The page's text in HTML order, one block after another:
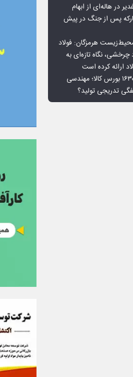
در هاله‌ای از ابهام
پس از جنگ در پیش
هرمزگان: فولاد
چرخشی، نگاه تازه‌ای به
ارائه کرده است
ابلاغیه جنجالی ۱۶۳۰۰ بورس کالا؛ مهندسی
تدریجی تولید؟